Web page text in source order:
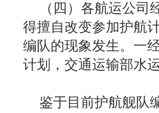
（四）各航运公
得擅自改变参加护航
编队的现象发生。一
计划，交通运输部水
鉴于目前护航舰队